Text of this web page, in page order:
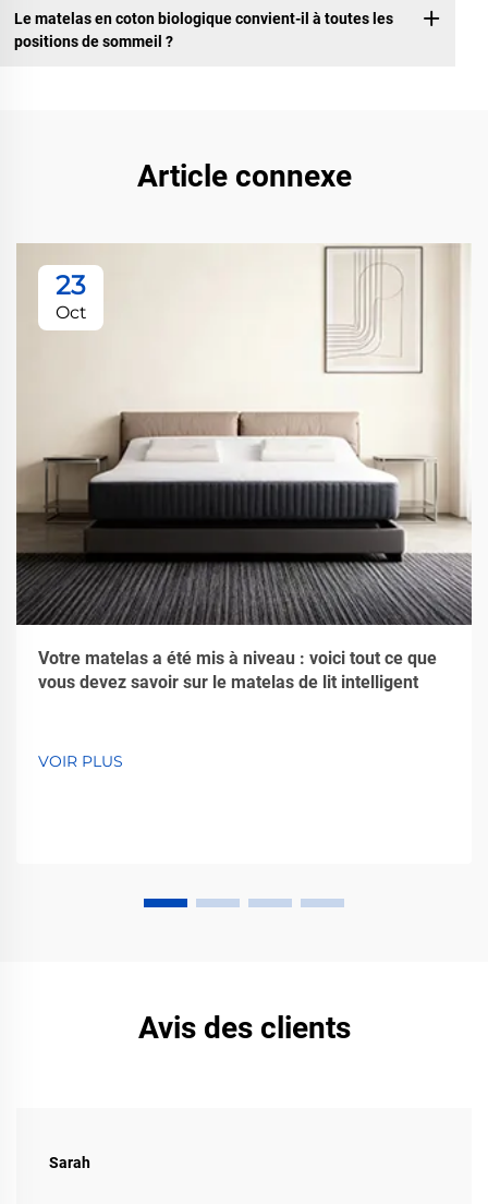
Le matelas en coton biologique convient-il à toutes les
positions de sommeil ?
Article connexe
23
Oct
Votre matelas a été mis à niveau : voici tout ce que
vous devez savoir sur le matelas de lit intelligent
VOIR PLUS
Avis des clients
Sarah